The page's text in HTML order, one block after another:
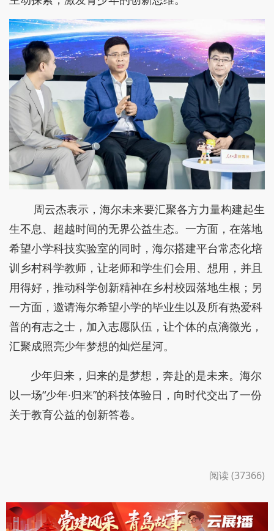
周云杰表示，海尔未来要汇聚各方力量构建起生
生不息、超越时间的无界公益生态。一方面，在落地
希望小学科技实验室的同时，海尔搭建平台常态化培
训乡村科学教师，让老师和学生们会用、想用，并且
用得好，推动科学创新精神在乡村校园落地生根；另
一方面，邀请海尔希望小学的毕业生以及所有热爱科
普的有志之士，加入志愿队伍，让个体的点滴微光，
汇聚成照亮少年梦想的灿烂星河。
少年归来，归来的是梦想，奔赴的是未来。海尔
以一场“少年·归来”的科技体验日，向时代交出了一份
关于教育公益的创新答卷。
阅读 (37366)